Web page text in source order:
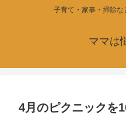
子育て・家事・掃除
ママは
4月のピクニックを